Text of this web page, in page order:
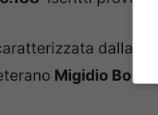
dalla
Migidio Bourifa